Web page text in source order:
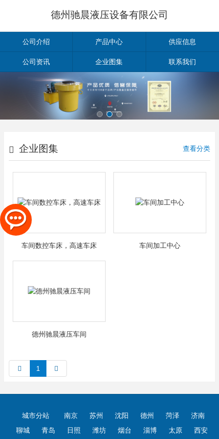
德州驰晨液压设备有限公司
公司介绍 产品中心 供应信息
公司资讯 企业图集 联系我们
企业图集 查看分类
车间数控车床，高速车床 车间加工中心
德州驰晨液压车间
1
城市分站 南京 苏州 沈阳 德州 菏泽
济南
聊城
青岛 日照 潍坊 烟台 淄博 太原 西安